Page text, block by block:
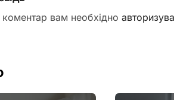
вам необхідно